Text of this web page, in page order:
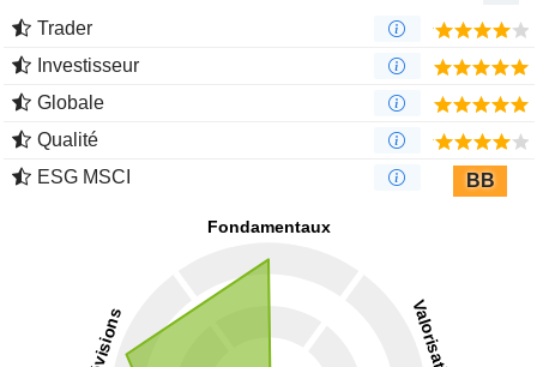
Trader
Investisseur
Globale
Qualité
ESG MSCI
BB